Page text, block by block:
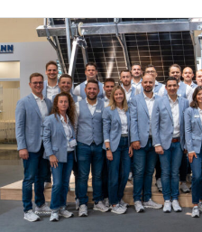
InterSolar
Europe
|
München
Rückblick
2026